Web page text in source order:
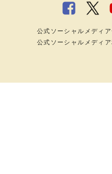
公式ソーシャルメディア
公式ソーシャルメディ